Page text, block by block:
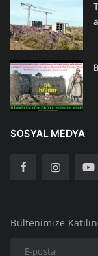
SOSYAL MEDYA
Bültenimize Katılın